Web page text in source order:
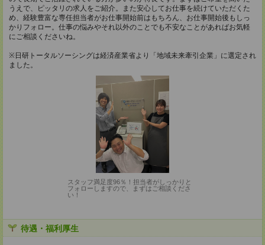
うえで、ピッタリの求人をご紹介。また安心してお仕事を続けていただくた
め、経験豊富な専任担当者がお仕事開始前はもちろん、お仕事開始後もしっ
かりフォロー。仕事の悩みやそれ以外のことでも不安なことがあればお気軽
にご相談くださいね。
※日研トータルソーシングは経済産業省より「地域未来牽引企業」に選定され
ました。
スタッフ満足度96％！担当者がしっかりと
フォローしますので、まずはご相談くださ
い！
待遇・福利厚生